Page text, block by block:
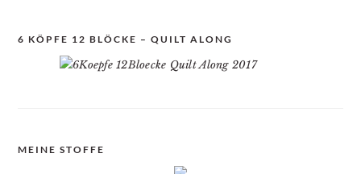
6 KÖPFE 12 BLÖCKE – QUILT ALONG
MEINE STOFFE